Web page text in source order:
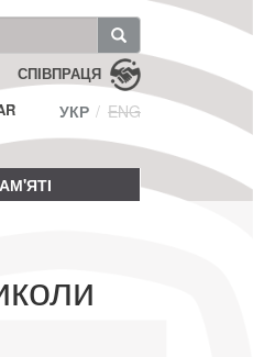
СПІВПРАЦЯ
УКР ENG